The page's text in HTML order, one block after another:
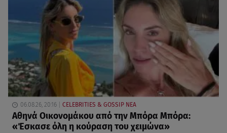
06.08.26, 20:16 CELEBRITIES & GOSSIP ΝΕΑ
Αθηνά Οικονομάκου από την Μπόρα Μπόρα:
«Έσκασε όλη η κούραση του χειμώνα»